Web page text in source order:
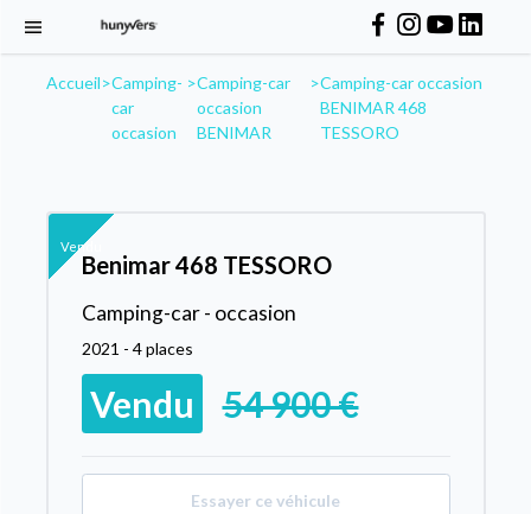
Accueil>Camping-
car
occasion
>Camping-car
occasion
BENIMAR
>Camping-car occasion
BENIMAR 468
TESSORO
Vendu
Benimar 468 TESSORO
Camping-car - occasion
2021 - 4 places
Vendu 54 900 €
Essayer ce véhicule